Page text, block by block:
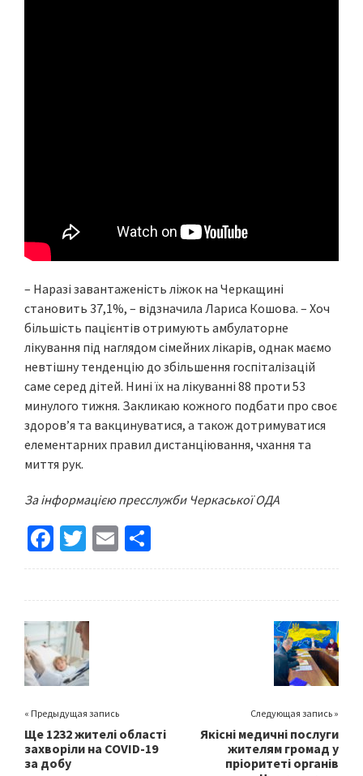
– Наразі завантаженість ліжок на Черкащині
становить 37,1%, – відзначила Лариса Кошова. – Хоч
більшість пацієнтів отримують амбулаторне
лікування під наглядом сімейних лікарів, однак маємо
невтішну тенденцію до збільшення госпіталізацій
саме серед дітей. Нині їх на лікуванні 88 проти 53
минулого тижня. Закликаю кожного подбати про своє
здоров’я та вакцинуватися, а також дотримуватися
елементарних правил дистанціювання, чхання та
миття рук.
За інформацією пресслужби Черкаської ОДА
Fa
ce
o
o
k
T
wi
er
E
m h
« Предыдущая запись
Ще 1232 жителі області
захворіли на COVID-19
за добу
Следующая запись »
Якісні медичні послуги
жителям громад у
пріоритеті органів